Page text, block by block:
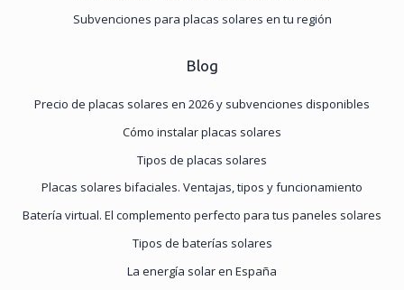
Subvenciones para placas solares en tu región
Blog
Precio de placas solares en 2026 y subvenciones disponibles
Cómo instalar placas solares
Tipos de placas solares
Placas solares bifaciales. Ventajas, tipos y funcionamiento
Batería virtual. El complemento perfecto para tus paneles solares
Tipos de baterías solares
La energía solar en España